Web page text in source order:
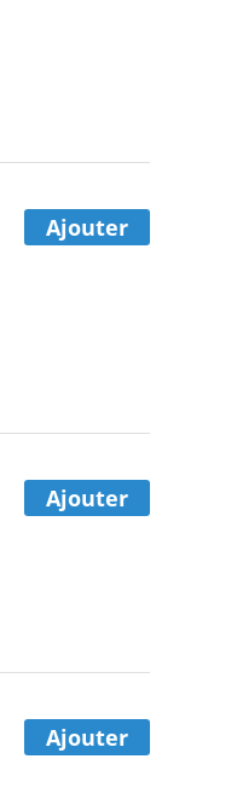
Ajouter
Ajouter
Ajouter